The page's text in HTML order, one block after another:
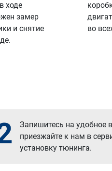
ходе
замер
и снятие
во
Запишитесь на удобное
приезжайте к нам в
установку тюнинга.